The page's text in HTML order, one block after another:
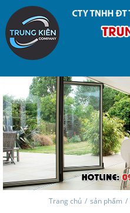
Trang chủ / sản phẩm /